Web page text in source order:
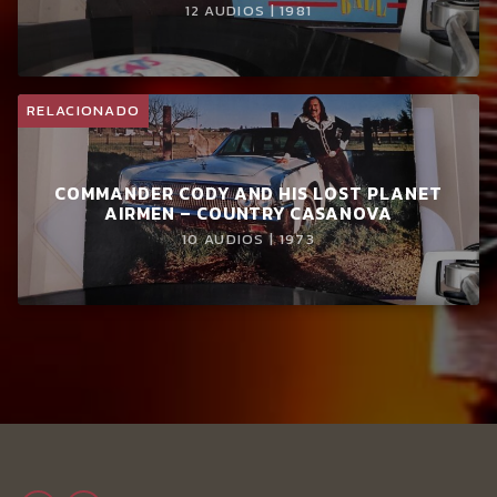
A la venta en
12 AUDIOS | 1981
RELACIONADO
COMMANDER CODY AND HIS LOST PLANET
AIRMEN – COUNTRY CASANOVA
10 AUDIOS | 1973